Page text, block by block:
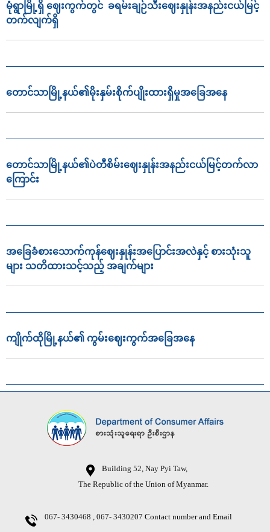
မုံရွာမြို့ရှိ ဈေးကွက်တွင် ခရမ်းချဉ်သီးဈေးနှုန်းအနည်းငယ်မြင့်
တက်လျက်ရှိ
တောင်သာမြို့နယ်၏မိုးနှမ်းစိုက်ပျိုးထားရှိမှုအခြေအနေ
တောင်သာမြို့နယ်၏ပဲတီစိမ်းဈေးနှုန်းအနည်းငယ်မြင့်တက်လာ
ကြောင်း
အခြေခံစားသောက်ကုန်ဈေးနှုန်းအပြောင်းအလဲနှင့် စားသုံးသူ
များ သတိထားသင့်သည့် အချက်များ
ကျိုက်ထိုမြို့နယ်၏ ကွမ်းဈေးကွက်အခြေအနေ
Building 52, Nay Pyi Taw,
The Republic of the Union of Myanmar.
067- 3430468 , 067- 3430207 Contact number and Email